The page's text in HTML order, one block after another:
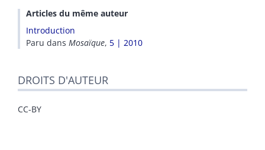
Articles du même auteur
Introduction
Paru dans Mosaïque, 5 | 2010
DROITS D'AUTEUR
CC-BY